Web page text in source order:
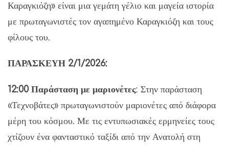
Καραγκιόζη» είναι μια γεμάτη γέλιο και μαγεία ιστορία
με πρωταγωνιστές τον αγαπημένο Καραγκιόζη και τους
φίλους του.
ΠΑΡΑΣΚΕΥΗ 2/1/2026:
12:00 Παράσταση με μαριονέτες: Στην παράσταση
«Τεχνοβάτες» πρωταγωνιστούν μαριονέτες από διάφορα
μέρη του κόσμου. Με τις εντυπωσιακές ερμηνείες τους
χτίζουν ένα φανταστικό ταξίδι από την Ανατολή στη